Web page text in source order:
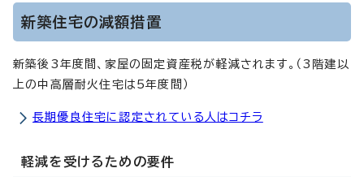
新築住宅の減額措置
新築後3年度間、家屋の固定資産税が軽減されます。（3階建以
上の中高層耐火住宅は5年度間）
長期優良住宅に認定されている人はコチラ
軽減を受けるための要件